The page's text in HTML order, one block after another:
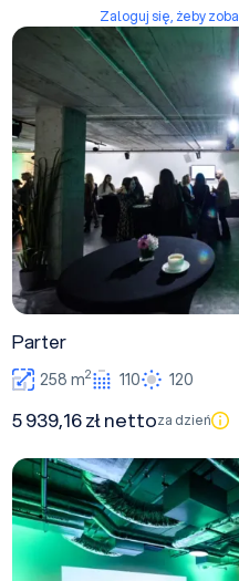
Zaloguj się, żeby
Parter
258 m2 110 120
5 939,16 zł nettoza dzień
Piętro - antresola